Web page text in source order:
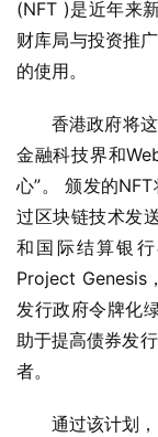
(NFT )是近年来
财库局与投资推
的使用。
香港政府将
金融科技界和
心”。 颁发的
过区块链技术发
和国际结算银
Project Genesis
发行政府令牌化
助于提高债券发
者。
通过该计划